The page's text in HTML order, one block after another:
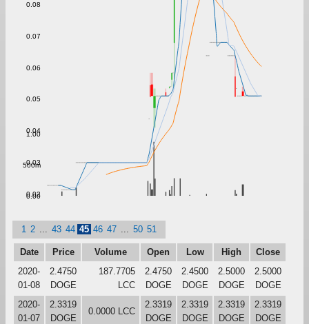
0.02
0.03
0.04
0.05
0.06
0.07
0.08
0.00
500m
1.00
1 2 43 44 45 46 47 50 51
Date Price Volume Open Low High
Close
2020-
01-08
2.4750
DOGE
187.7705
LCC
2.4750
DOGE
2.4500
DOGE
2.5000
DOGE
2.5000
DOGE
2020-
01-07
2.3319
DOGE
0.0000 LCC
2.3319
DOGE
2.3319
DOGE
2.3319
DOGE
2.3319
DOGE